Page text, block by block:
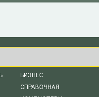
БИЗНЕС
СПРАВОЧНАЯ